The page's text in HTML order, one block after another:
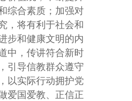
综合素质；加强对
，将有利于社会和
步和健康文明的内
中，传讲符合新时
引导信教群众遵守
以实际行动拥护党
爱国爱教、正信正